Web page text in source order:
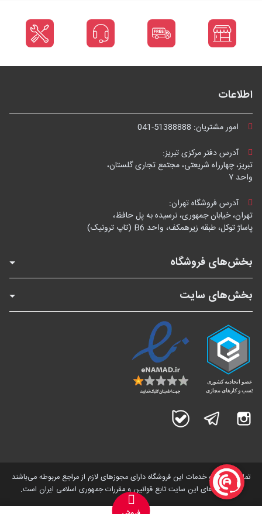
اطلاعات
امور مشتریان: 041-51388888
آدرس دفتر مرکزی تبریز:
تبریز، چهارراه شریعتی، مجتمع تجاری گلستان،
واحد ۷
آدرس فروشگاه تهران:
تهران، خیابان جمهوری، نرسیده به پل حافظ،
پاساژ توکل، طبقه زیرهمکف، واحد B6 (تاپ ترونیک)
بخش‌های فروشگاه
بخش‌های سایت
اینستاگرام تلگرام
تمامی کالاها و خدمات این فروشگاه دارای مجوز‌های لازم از مراجع مربوطه می‌باشند
و فعالیت های این سایت تابع قوانین و مقررات جمهوری اسلامی ایران است.